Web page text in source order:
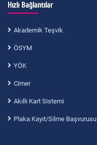
Hızlı Bağlantılar
Akademik Teşvik
ÖSYM
YÖK
Cimer
Akıllı Kart Sistemi
Plaka Kayıt/Silme Başvurusu